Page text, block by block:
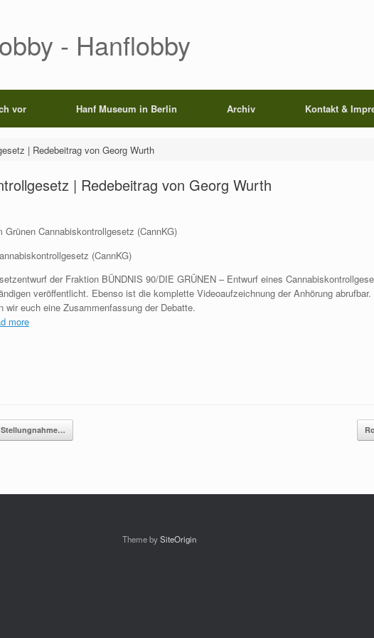
- Hanflobby
vor Hanf Museum in Berlin Archiv Kontakt &
| Redebeitrag von Georg Wurth
| Redebeitrag von Georg Wurth
Cannabiskontrollgesetz (CannKG)
(CannKG)
der Fraktion BÜNDNIS 90/DIE GRÜNEN – Entwurf eines
veröffentlicht. Ebenso ist die komplette Videoaufzeichnung der Anhörung
euch eine Zusammenfassung der Debatte.
more
Theme bySiteOrigin